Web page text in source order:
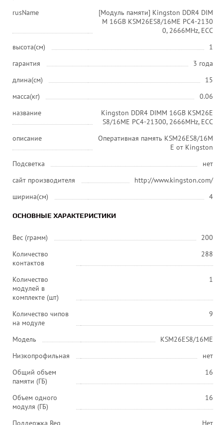
rusName
[Модуль памяти] Kingston DDR4 DIM
M 16GB KSM26ES8/16ME PC4-2130
0, 2666MHz, ECC
высота(см)
1
гарантия
3 года
длина(см)
15
масса(кг)
0.06
название
Kingston DDR4 DIMM 16GB KSM26E
S8/16ME PC4-21300, 2666MHz, ECC
описание
Оперативная память KSM26ES8/16M
E от Kingston
Подсветка
нет
сайт производителя
http://www.kingston.com/
ширина(см)
4
ОСНОВНЫЕ ХАРАКТЕРИСТИКИ
Вес (грамм)
200
Количество
контактов
288
Количество
модулей в
комплекте (шт)
1
Количество чипов
на модуле
9
Модель
KSM26ES8/16ME
Низкопрофильная
нет
Общий объем
памяти (ГБ)
16
Объем одного
модуля (ГБ)
16
Поддержка Reg Нет